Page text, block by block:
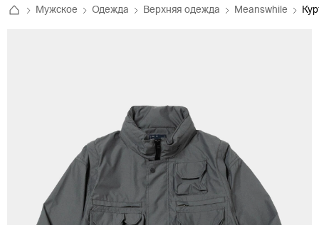
Мужское Одежда Верхняя одежда Meanswhile